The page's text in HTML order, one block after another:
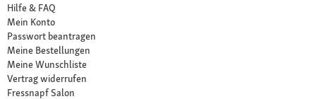
Hilfe & FAQ
Mein Konto
Passwort beantragen
Meine Bestellungen
Meine Wunschliste
Vertrag widerrufen
Fressnapf Salon